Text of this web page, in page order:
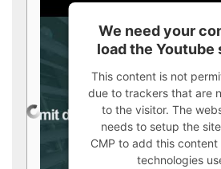
We need your
load the Youtube
This content is not
due to trackers that are
to the visitor. The
needs to setup the
CMP to add this
technologies